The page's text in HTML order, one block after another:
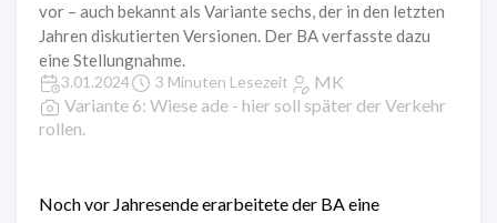
vor – auch bekannt als Variante sechs, der in den letzten
Jahren diskutierten Versionen. Der BA verfasste dazu
eine Stellungnahme.
3.01.2024 3 Minuten Lesezeit
MK
Variante 6: Wiese ade - hier soll später der Verkehr
rollen.
Noch vor Jahresende erarbeitete der BA eine